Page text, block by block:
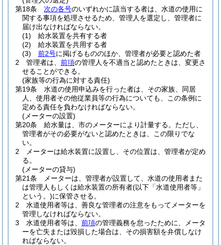
第18条
次の各号のいずれかに該当する者は、水道の使用に
関する事項を処理させるため、管理人を選定し、管理者に
届け出なければならない。
(1)
給水装置を共有する者
(2)
給水装置を共用する者
(3)
前2号に掲げるもののほか、管理者が必要と認めた者
2
管理者は、 前項の管理人を不適当と認めたときは、変更さ
せることができる。
(家族等の行為に対する責任)
第19条
水道の使用申込みを行った者は、その家族、同居
人、使用者その他従業員等の行為についても、この条例に
定める責任を負わなければならない。
(メーターの設置)
第20条
給水量は、市のメーターにより計量する。 ただし、
管理者がその必要がないと認めたときは、この限りでな
い。
2
メーターは給水装置に設置し、その位置は、管理者が定め
る。
(メーターの貸与)
第21条
メーターは、管理者が設置して、水道の使用者また
は管理人もしくは給水装置の所有者(以下「水道使用者等」
という。)に保管させる。
2
水道使用者等は、善良な管理者の注意をもってメーターを
管理しなければならない。
3
水道使用者等は、 前項の管理義務を怠ったために、メータ
ーを亡失または毀損した場合は、その損害額を弁償しなけ
ればならない。